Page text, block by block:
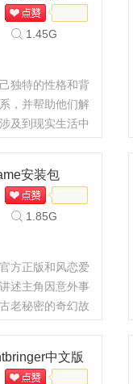
1.45G
独特的性格和背
，并帮助他们解
及到现实生活中
安装包
1.85G
方正版和风恋爱
述主角因意外事
老秘密的奇幻故
中文版